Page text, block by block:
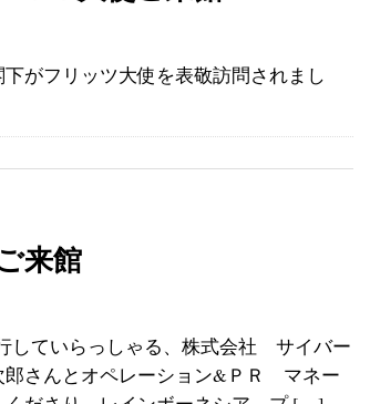
がフリッツ大使を表敬訪問されまし
来館
ていらっしゃる、株式会社 サイバー
郎さんとオペレーション&ＰＲ マネー